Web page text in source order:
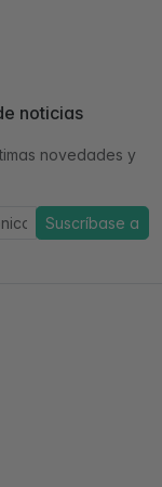
noticias
novedades y
Suscríbase a